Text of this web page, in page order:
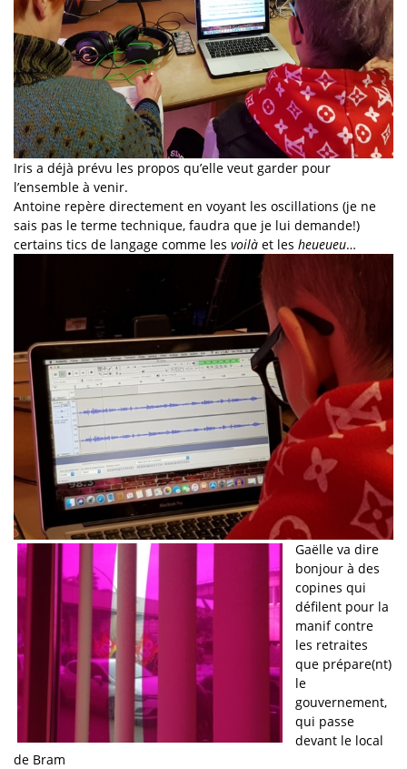
Iris a déjà prévu les propos qu’elle veut garder pour
l’ensemble à venir.
Antoine repère directement en voyant les oscillations (je ne
sais pas le terme technique, faudra que je lui demande!)
certains tics de langage comme les voilà et les heueueu…
Gaëlle va dire
bonjour à des
copines qui
défilent pour la
manif contre
les retraites
que prépare(nt)
le
gouvernement,
qui passe
devant le local
de Bram